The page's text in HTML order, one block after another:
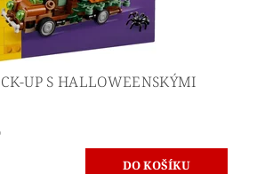
UP S HALLOWEENSKÝMI